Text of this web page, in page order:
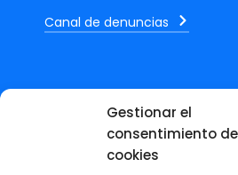
Gestionar el
consentimiento
cookies
Canal de denuncias
ÚLTIMAS NOTICIAS